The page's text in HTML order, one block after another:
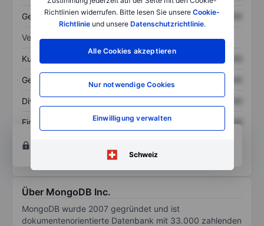
Richtlinien widerrufen. Bitte lesen Sie unsere Cookie-
Richtlinieund unsere Datenschutzrichtlinie.
Alle Cookies akzeptieren
Nur notwendige Cookies
Einwilligung verwalten
Schweiz
Gesamtschulden XXXXXXX XXXXXXX
Verhältnisse
Kurs/Umsatz XXXXXXX
Gewinn je Aktie XXXXXXX
Dividende je Aktie
Eigenkapitalrendite XXXXXXX
XXXXXXX
und Analyse-Tools zu erhalten.
Über MongoDB Inc.
MongoDB wurde 2007 gegründet und ist
dokumentenorientierte Datenbank mit 33.000 zahlenden